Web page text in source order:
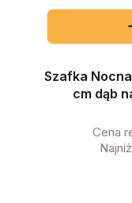
Szafka
cm dąb
Cena